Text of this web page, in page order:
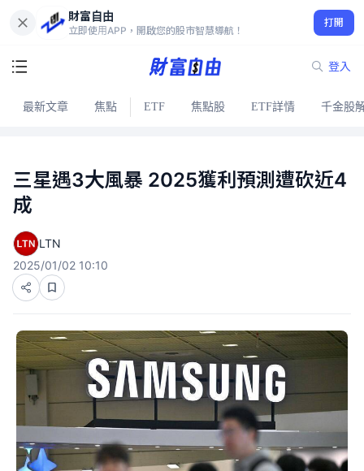
財富自由
立即使用APP，開啟您的股市智慧導航！
打開
登入
最新文章 焦點 ETF 焦點股 ETF詳情 千金股
三星遇3大風暴 2025獲利預測遭砍近4
成
LTN
2025/01/02 10:10